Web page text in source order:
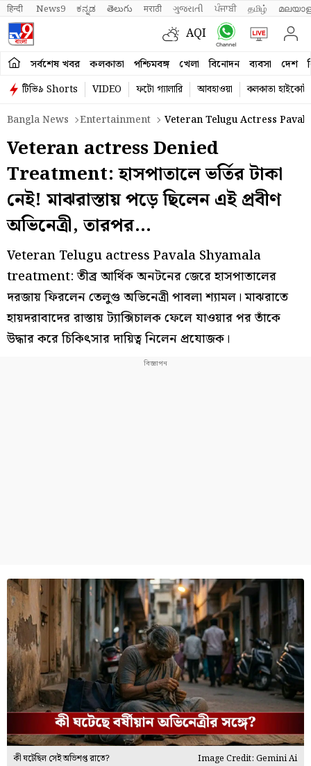
हिन्दी News9 ಕನ್ನಡ తెలుగు मराठी ગુજરાતી ਪੰਜਾਬੀ தமிழ்
AQI
সর্বশেষ খবর কলকাতা পশ্চিমবঙ্গ খেলা বিনোদন ব্যবসা দেশ
টিভি৯ Shorts VIDEO ফটো গ্যালারি আবহাওয়া
কলকাতা হাইকোর্ট
Bangla News
Entertainment Veteran Telugu Actress
Veteran actress Denied
Treatment: হাসপাতালে ভর্তির টাকা
নেই! মাঝরাস্তায় পড়ে ছিলেন এই প্রবীণ
অভিনেত্রী, তারপর…
Veteran Telugu actress Pavala Shyamala
treatment: তীব্র আর্থিক অনটনের জেরে হাসপাতালের
দরজায় ফিরলেন তেলুগু অভিনেত্রী পাবলা শ্যামল। মাঝরাতে
হায়দরাবাদের রাস্তায় ট্যাক্সিচালক ফেলে যাওয়ার পর তাঁকে
উদ্ধার করে চিকিৎসার দায়িত্ব নিলেন প্রযোজক।
কী ঘটেছিল সেই অভিশপ্ত রাতে? Image Credit: Gemini Ai